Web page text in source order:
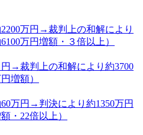
万円→裁判上の和解により
万円増額・３倍以上）
→裁判上の和解により約3700
増額）
万円→判決により約1350万円
・22倍以上）